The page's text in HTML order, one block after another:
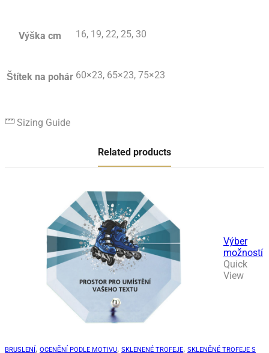
Výška cm 16, 19, 22, 25, 30
Štítek na pohár 60×23, 65×23, 75×23
Sizing Guide
Related products
Výber
možností
Tento
produkt
Quick
View
BRUSLENÍ, OCENĚNÍ PODLE MOTIVU, SKLENENÉ TROFEJE, SKLENĚNÉ TROFEJE S